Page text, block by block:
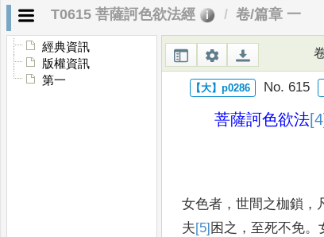
T0615 菩薩訶色欲法經 卷/篇章 一
經典資訊
版權資訊
第一
No. 615
菩薩訶色欲法
女色者 ， 世間之枷鎖 ，
夫[5] 困 之 ， 至死不免。